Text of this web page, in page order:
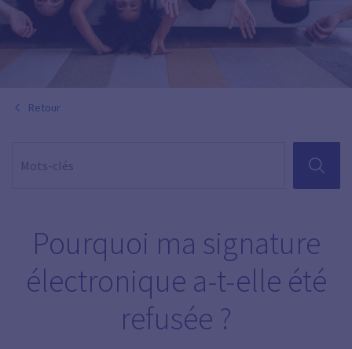
Retour
Pourquoi ma signature
électronique a-t-elle été
refusée ?